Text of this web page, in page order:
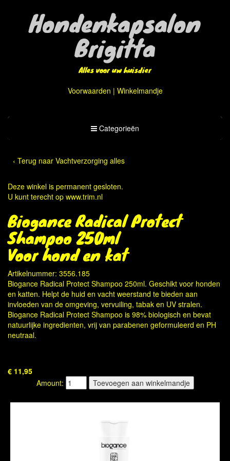
Hondenkapsalon
Brigitta
Alles voor uw huisdier
Voorwaarden | Winkelmandje
Toggle
Categorieën
‹ Terug naar Vachtverzorging alles
Deze winkel is permanent gesloten.
U kunt terecht op www.trim.nl
Biogance Radical Protect
Shampoo 250ml
Voor hond en kat
Artikelnummer: 3556.185
Biogance Radical Protect Shampoo 250ml. Geschikt voor honden
en katten. Helpt de huid en vacht weerstand te bieden aan
invloeden van de omgeving, vervuiling, tabak en UV stralen.
Biogance Radical Protect Shampoo is 98% biologisch en bevat
natuurlijke ingredienten, vrij van parabenen geformuleerd en PH
neutraal.
€ 11,95
Amount: